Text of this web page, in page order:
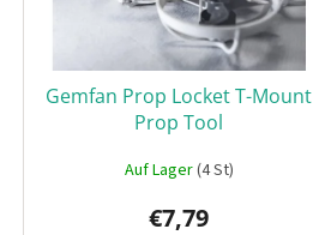
Gemfan Prop Locket T-Mount
Prop Tool
Auf Lager(4 St)
€7,79